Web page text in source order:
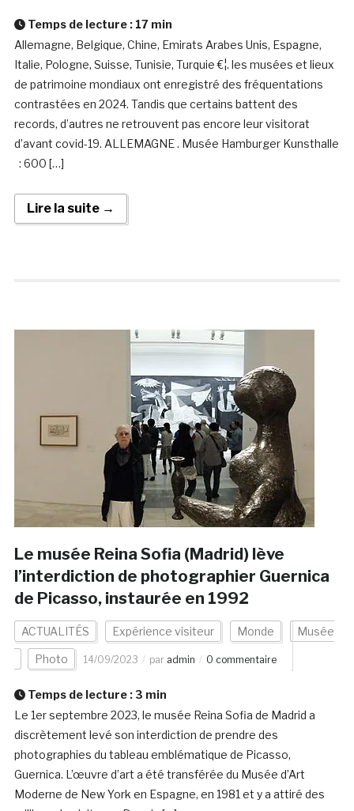
Temps de lecture : 17 min
Allemagne, Belgique, Chine, Emirats Arabes Unis, Espagne,
Italie, Pologne, Suisse, Tunisie, Turquie €¦. les musées et lieux
de patrimoine mondiaux ont enregistré des fréquentations
contrastées en 2024. Tandis que certains battent des
records, d’autres ne retrouvent pas encore leur visitorat
d’avant covid-19. ALLEMAGNE . Musée Hamburger Kunsthalle
: 600 […]
Lire la suite →
Le musée Reina Sofia (Madrid) lève
l’interdiction de photographier Guernica
de Picasso, instaurée en 1992
ACTUALITÉS Expérience visiteur Monde Musée
Photo 14/09/2023 par admin 0 commentaire
Temps de lecture : 3 min
Le 1er septembre 2023, le musée Reina Sofia de Madrid a
discrètement levé son interdiction de prendre des
photographies du tableau emblématique de Picasso,
Guernica. L’œuvre d’art a été transférée du Musée d’Art
Moderne de New York en Espagne, en 1981 et y a attiré des